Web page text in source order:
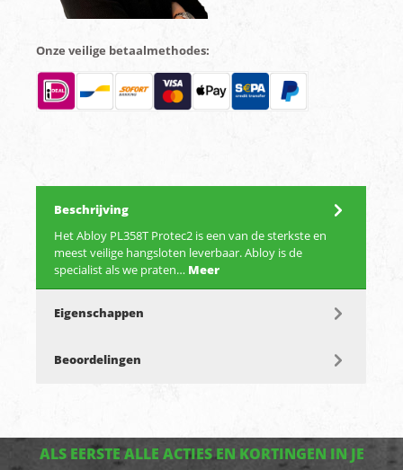
Onze veilige betaalmethodes:
Beschrijving
Het Abloy PL358T Protec2 is een van de sterkste en
meest veilige hangsloten leverbaar. Abloy is de
specialist als we praten… Meer
Eigenschappen
Beoordelingen
ALS EERSTE ALLE ACTIES EN KORTINGEN IN JE